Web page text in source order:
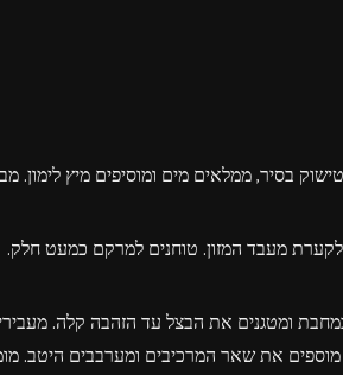
מים ומוסיפים מיץ לימון. מבשלים כ 20 דק׳, עד שהן מתרככות (נועצים
מעבד המזון. טוחנים למרקם כמעט חלק.
ומטגנים את הבצל עד הזהבה קלה.
את שאר המרכיבים ומערבבים היטב. מומלץ